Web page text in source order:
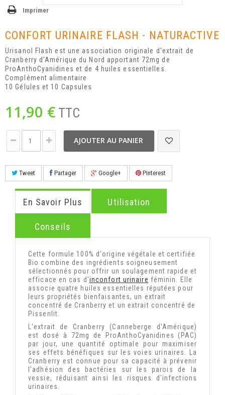
Imprimer
CONFORT URINAIRE FLASH - NATURACTIVE
Urisanol Flash est une association originale d'extrait de
Cranberry d'Amérique du Nord apportant 72mg de
ProAnthoCyanidines et de 4 huiles essentielles.
Complément alimentaire
10 Gélules et 10 Capsules
11,90 € TTC
AJOUTER AU PANIER
Tweet Partager Google+ Pinterest
En Savoir Plus Utilisation
Conseils
Cette formule 100% d'origine végétale et certifiée
Bio combine des ingrédients soigneusement
sélectionnés pour offrir un soulagement rapide et
efficace en cas d'inconfort urinaire féminin. Elle
associe quatre huiles essentielles réputées pour
leurs propriétés bienfaisantes, un extrait
concentré de Cranberry et un extrait concentré de
Pissenlit.
L'extrait de Cranberry (Canneberge d'Amérique)
est dosé à 72mg de ProAnthoCyanidines (PAC)
par jour, une quantité optimale pour maximiser
ses effets bénéfiques sur les voies urinaires. La
Cranberry est connue pour sa capacité à prévenir
l'adhésion des bactéries sur les parois de la
vessie, réduisant ainsi les risques d'infections
urinaires.